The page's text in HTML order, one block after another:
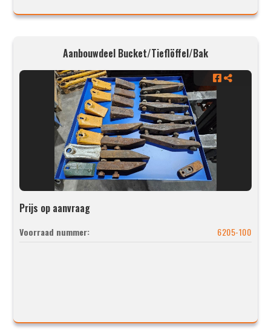
Aanbouwdeel Bucket/Tieflöffel/Bak
Prijs op aanvraag
Voorraad nummer: 6205-100